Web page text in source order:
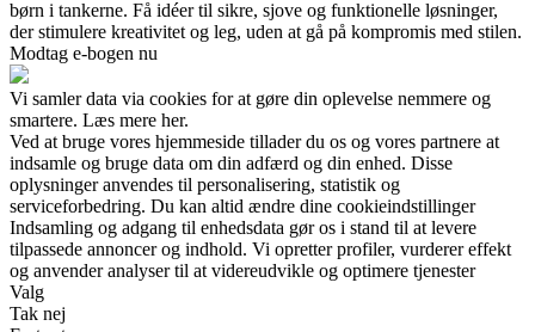
børn i tankerne. Få idéer til sikre, sjove og funktionelle løsninger,
der stimulere kreativitet og leg, uden at gå på kompromis med stilen.
Modtag e-bogen nu
Vi samler data via cookies for at gøre din oplevelse nemmere og
smartere. Læs mere her.
Ved at bruge vores hjemmeside tillader du os og vores partnere at
indsamle og bruge data om din adfærd og din enhed. Disse
oplysninger anvendes til personalisering, statistik og
serviceforbedring. Du kan altid ændre dine cookieindstillinger
Indsamling og adgang til enhedsdata gør os i stand til at levere
tilpassede annoncer og indhold. Vi opretter profiler, vurderer effekt
og anvender analyser til at videreudvikle og optimere tjenester
Valg
Tak nej